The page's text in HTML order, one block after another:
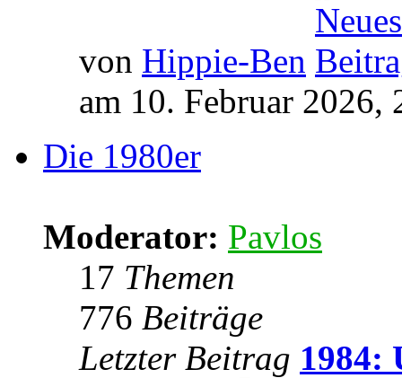
von Hippie-Ben
am 10. Februar 2026,
Die 1980er
Moderator: Pavlos
17 Themen
776 Beiträge
Letzter Beitrag 1984: